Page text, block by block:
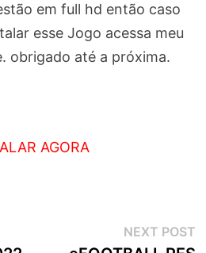
em full hd então caso
esse Jogo acessa meu
obrigado até a próxima.
AGORA
NEXT POST